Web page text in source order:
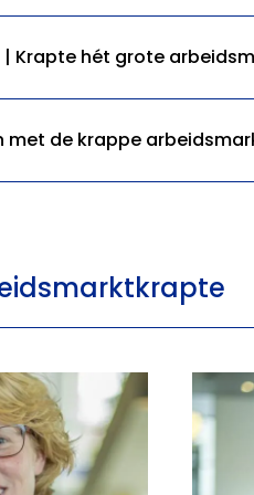
| Krapte hét grote
met de krappe